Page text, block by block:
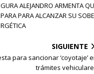
ALEJANDRO ARMENTA
PARA ALCANZAR SU
SIGUIENTE
para sancionar ‘coyotaje’
trámites